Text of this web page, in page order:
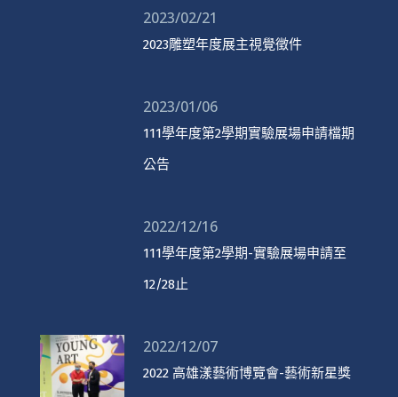
2023/02/21
2023雕塑年度展主視覺徵件
2023/01/06
111學年度第2學期實驗展場申請檔期
公告
2022/12/16
111學年度第2學期-實驗展場申請至
12/28止
2022/12/07
2022 高雄漾藝術博覽會-藝術新星獎